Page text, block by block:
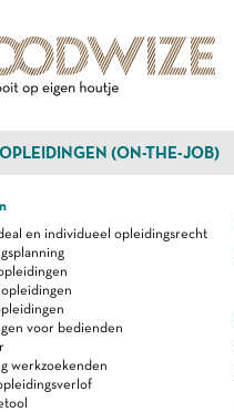
(ON-THE-JOB)
en individueel opleidingsrecht
voor bedienden
werkzoekenden